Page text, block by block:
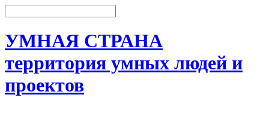
УМНАЯ СТРАНА
территория умных людей и
проектов